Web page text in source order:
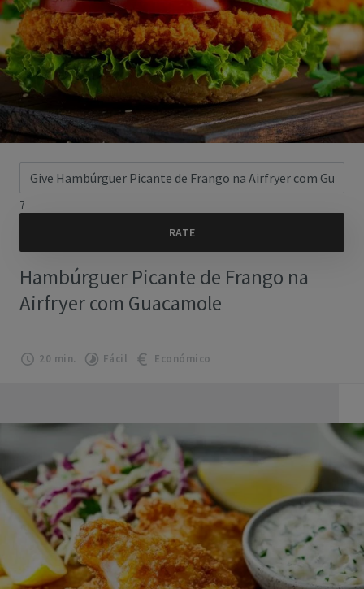
7
Hambúrguer Picante de Frango na
Airfryer com Guacamole
20 min. Fácil Económico